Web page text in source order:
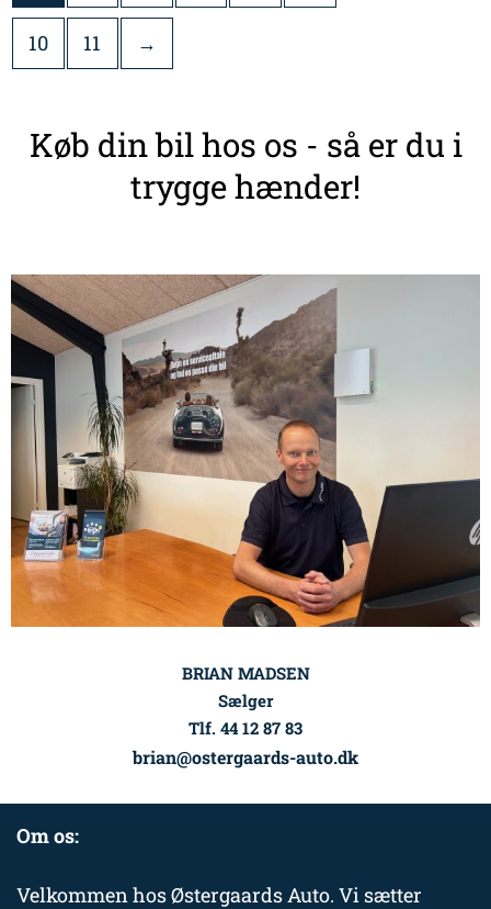
10 11 →
Køb din bil hos os - så er du i
trygge hænder!
BRIAN MADSEN
Sælger
Tlf. 44 12 87 83
brian@ostergaards-auto.dk
Om os:
Velkommen hos Østergaards Auto. Vi sætter